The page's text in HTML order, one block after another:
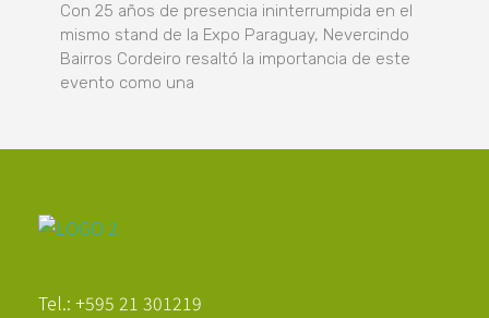
Con 25 años de presencia ininterrumpida en el
mismo stand de la Expo Paraguay, Nevercindo
Bairros Cordeiro resaltó la importancia de este
evento como una
Tel.: +595 21 301219